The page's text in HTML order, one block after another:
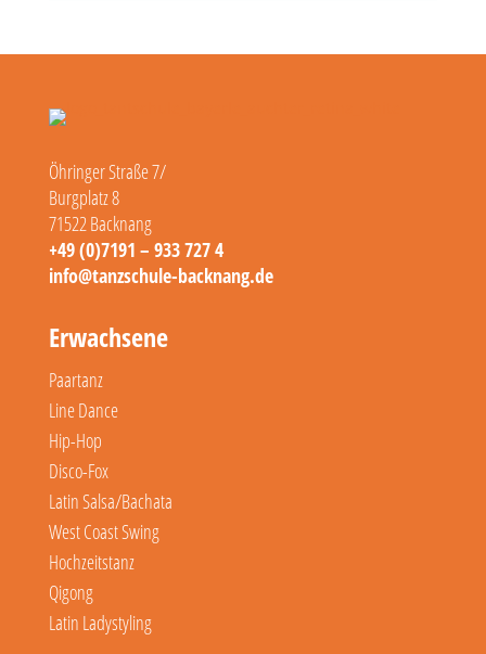
Öhringer Straße 7/
Burgplatz 8
71522 Backnang
+49 (0)7191 – 933 727 4
info@tanzschule-backnang.de
Erwachsene
Paartanz
Line Dance
Hip-Hop
Disco-Fox
Latin Salsa/Bachata
West Coast Swing
Hochzeitstanz
Qigong
Latin Ladystyling